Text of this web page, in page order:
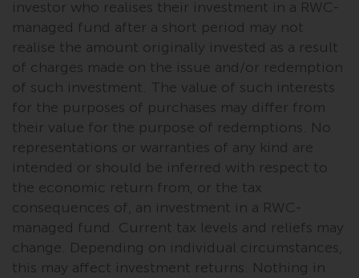
investor who realises their investment in a RWC-
managed fund after a short period may not
realise the amount originally invested as a result
of charges made on the issue and/or redemption
of such investment. The value of such interests
for the purposes of purchases may differ from
their value for the purpose of redemptions. No
representations or warranties of any kind are
intended or should be inferred with respect to
the economic return from, or the tax
consequences of, an investment in a RWC-
managed fund. Current tax levels and reliefs may
change. Depending on individual circumstances,
this may affect investment returns. Nothing in